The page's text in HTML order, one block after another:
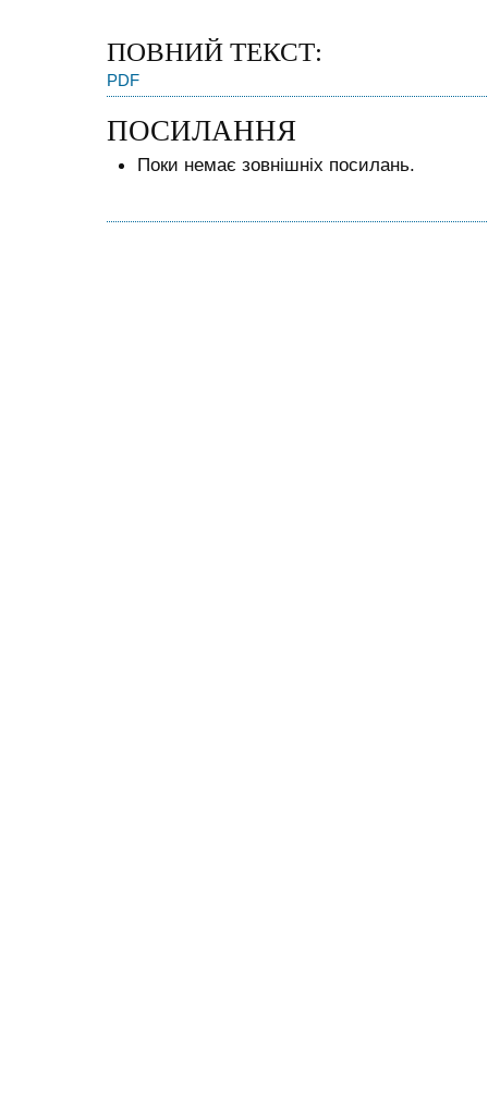
ПОВНИЙ ТЕКСТ:
PDF
ПОСИЛАННЯ
Поки немає зовнішніх посилань.